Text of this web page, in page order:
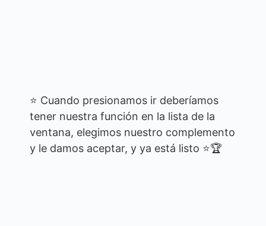
⭐ Cuando presionamos ir deberíamos
tener nuestra función en la lista de la
ventana, elegimos nuestro complemento
y le damos aceptar, y ya está listo ⭐🏆